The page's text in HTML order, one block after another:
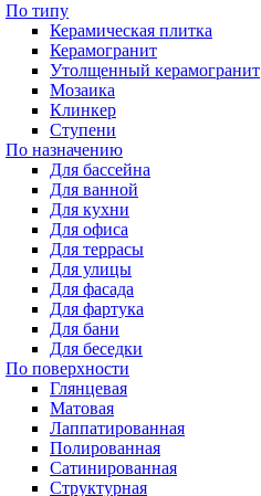
По типу
Керамическая плитка
Керамогранит
Утолщенный керамогранит
Мозаика
Клинкер
Ступени
По назначению
Для бассейна
Для ванной
Для кухни
Для офиса
Для террасы
Для улицы
Для фасада
Для фартука
Для бани
Для беседки
По поверхности
Глянцевая
Матовая
Лаппатированная
Полированная
Сатинированная
Структурная